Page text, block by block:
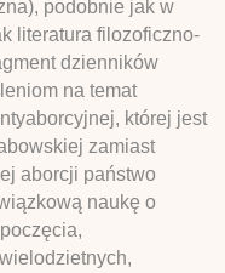
podobnie jak w
literatura filozoficzno-
dzienników
na temat
której jest
zamiast
aborcji państwo
naukę o